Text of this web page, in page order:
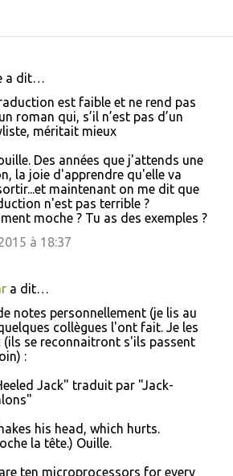
a dit…
est faible et ne rend pas
roman qui, s’il n’est pas d’un
méritait mieux
Des années que j'attends une
la joie d'apprendre qu'elle va
maintenant on me dit que
n'est pas terrible ?
moche ? Tu as des exemples ?
à 18:37
a dit…
notes personnellement (je lis au
collègues l'ont fait. Je les
(ils se reconnaitront s'ils passent
:
Jack" traduit par "Jack-
his head, which hurts.
la tête.) Ouille.
are ten microprocessors for every